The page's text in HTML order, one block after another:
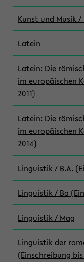
Kunst und Musik /
Latein
Latein: Die
im europäischen
2011)
Latein: Die
im europäischen
2014)
Linguistik / B.A.
Linguistik / Ba
Linguistik / Mag
Linguistik der
(Einschreibung bis